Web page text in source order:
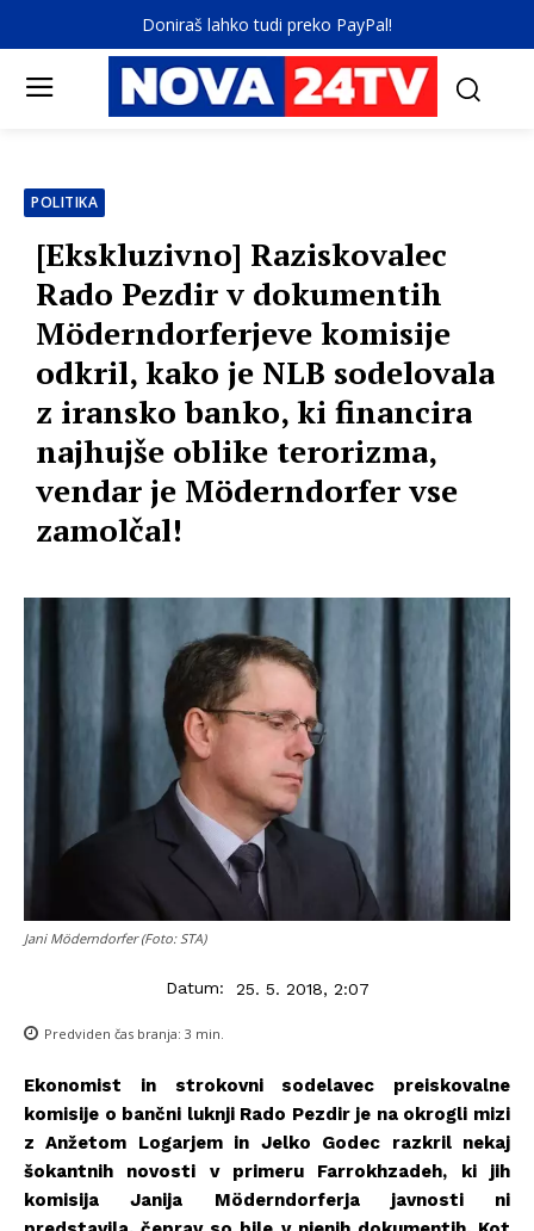
Doniraš lahko tudi preko PayPal!
POLITIKA
[Ekskluzivno] Raziskovalec
Rado Pezdir v dokumentih
Möderndorferjeve komisije
odkril, kako je NLB sodelovala
z iransko banko, ki financira
najhujše oblike terorizma,
vendar je Möderndorfer vse
zamolčal!
Jani Möderndorfer (Foto: STA)
Datum: 25. 5. 2018, 2:07
Predviden čas branja: 3 min.
Ekonomist in strokovni sodelavec preiskovalne
komisije o bančni luknji Rado Pezdir je na okrogli mizi
z Anžetom Logarjem in Jelko Godec razkril nekaj
šokantnih novosti v primeru Farrokhzadeh, ki jih
komisija Janija Möderndorferja javnosti ni